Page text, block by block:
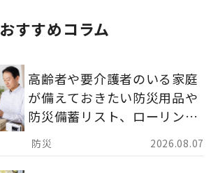
おすすめコラム
2026.08.07
高齢者や要介護者のいる家庭
が備えておきたい防災用品や
防災備蓄リスト、ローリング
ストックのポイントについて
解説します。